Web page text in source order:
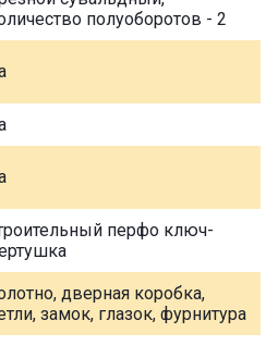
полуоборотов - 2
перфо ключ-
дверная коробка,
замок, глазок, фурнитура